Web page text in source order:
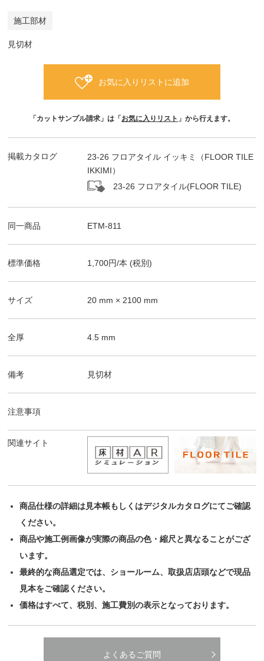
施工部材
見切材
お気に入りリストに追加
「カットサンプル請求」は「 お気に入りリスト 」から行えます。
掲載カタログ
23-26 フロアタイル イッキミ（FLOOR TILE
IKKIMI）
23-26 フロアタイル(FLOOR TILE)
同一商品 ETM-811
標準価格 1,700円/本 (税別)
サイズ 20 mm × 2100 mm
全厚 4.5 mm
備考 見切材
注意事項
関連サイト
商品仕様の詳細は見本帳もしくはデジタルカタログにてご確認
ください。
商品や施工例画像が実際の商品の色・縮尺と異なることがござ
います。
最終的な商品選定では、ショールーム、取扱店店頭などで現品
見本をご確認ください。
価格はすべて、税別、施工費別の表示となっております。
よくあるご質問